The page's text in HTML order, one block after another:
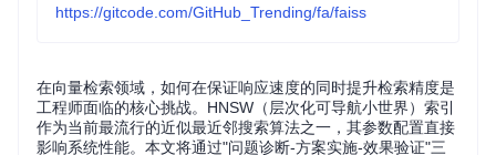
https://gitcode.com/GitHub_Trending/fa/faiss
在向量检索领域，如何在保证响应速度的同时提升检索精度是
工程师面临的核心挑战。HNSW（层次化可导航小世界）索引
作为当前最流行的近似最近邻搜索算法之一，其参数配置直接
影响系统性能。本文将通过"问题诊断-方案实施-效果验证"三